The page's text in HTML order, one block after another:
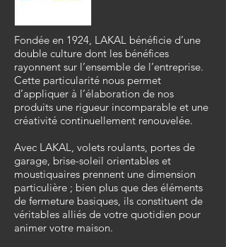
Fondée en 1924, LAKAL bénéficie d’une
double culture dont les bénéfices
rayonnent sur l’ensemble de l’entreprise.
Cette particularité nous permet
d’appliquer à l’élaboration de nos
produits une rigueur incomparable et une
créativité continuellement renouvelée.
Avec LAKAL, volets roulants, portes de
garage, brise-soleil orientables et
moustiquaires prennent une dimension
particulière ; bien plus que des éléments
de fermeture basiques, ils constituent de
véritables alliés de votre quotidien pour
animer votre maison.